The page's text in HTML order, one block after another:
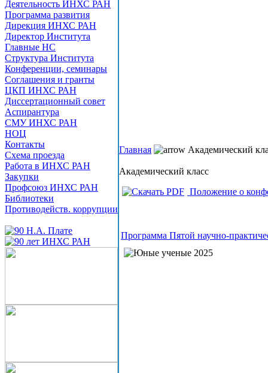
Деятельность ИНХС РАН
Программа развития
Дирекция ИНХС РАН
Директор Института
Главные НС
Структура Института
Конференции, семинары
Соглашения и гранты
ЦКП ИНХС РАН
Диссертационный совет
Аспирантура
СМУ ИНХС РАН
НОЦ
Контакты
Схема проезда
Работа в ИНХС РАН
Закупки
Профсоюз ИНХС РАН
Библиотеки
Противодейств. коррупции
Главная Академический
Академический класс
Положение о
Программа Пятой научно-